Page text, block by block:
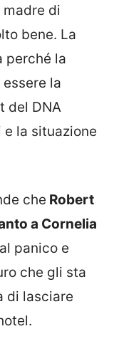
madre di
bene. La
perché la
la
del DNA
la situazione
che Robert
a Cornelia
panico e
che gli sta
di lasciare